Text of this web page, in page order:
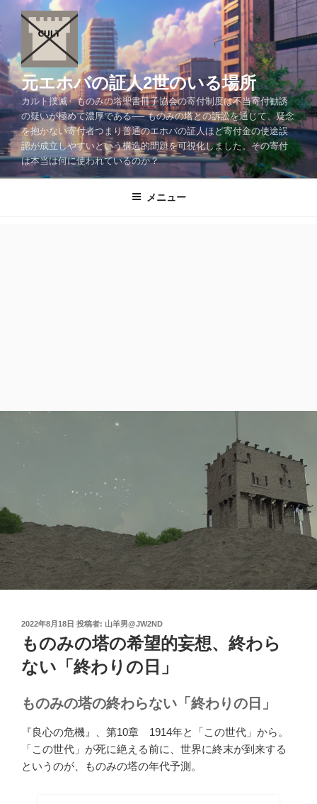
ン
テ
ン
ツ
へ
ス
ッ
プ
元エホバの証人2世のいる場所
カルト撲滅 ものみの塔聖書冊子協会の寄付制度は不当寄付勧誘
の疑いが極めて濃厚である── ものみの塔との訴訟を通じて、疑念
を抱かない寄付者つまり普通のエホバの証人ほど寄付金の使途誤
認が成立しやすいという構造的問題を可視化しました。その寄付
は本当は何に使われているのか？
メニュー
投
稿
日:
2022年8月18日 投稿者: 山羊男@JW2ND
ものみの塔の希望的妄想、終わら
ない「終わりの日」
ものみの塔の終わらない「終わりの日」
『良心の危機』、第10章 1914年と「この世代」から。
「この世代」が死に絶える前に、世界に終末が到来する
というのが、ものみの塔の年代予測。